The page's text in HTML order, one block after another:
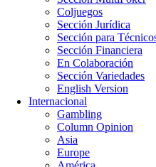
Coljuegos
Sección Jurídica
Sección para
Sección Financiera
En Colaboración
Sección Variedades
English Version
Internacional
Gambling
Column Opinion
Asia
Europe